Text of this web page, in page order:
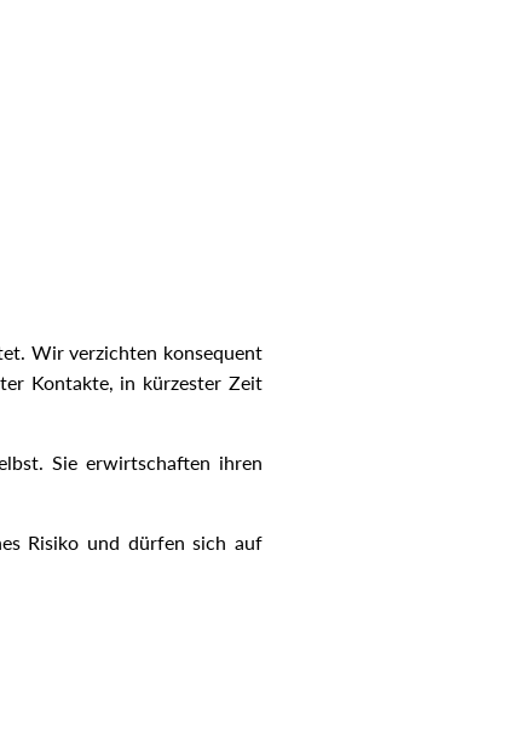
Wir verzichten konsequent
Kontakte, in kürzester Zeit
Sie erwirtschaften ihren
Risiko und dürfen sich auf